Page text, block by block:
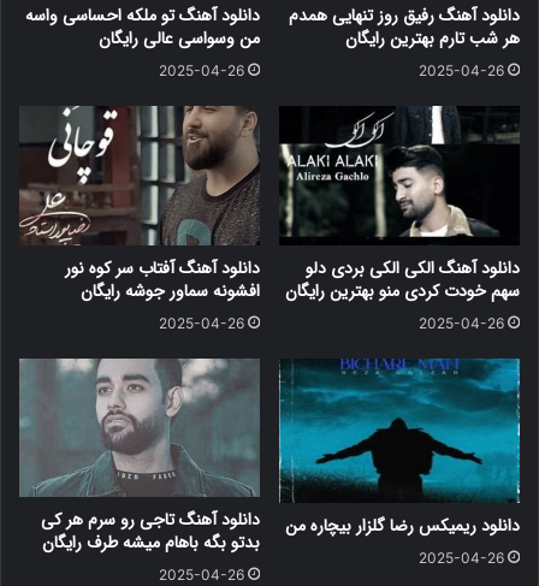
دانلود آهنگ رفیق روز تنهایی همدم
هر شب تارم بهترین رایگان
2025-04-26
دانلود آهنگ تو ملکه احساسی واسه
من وسواسی عالی رایگان
2025-04-26
دانلود آهنگ الکی الکی بردی دلو
سهم خودت کردی منو بهترین رایگان
2025-04-26
دانلود آهنگ آفتاب سر کوه نور
افشونه سماور جوشه رایگان
2025-04-26
دانلود ریمیکس رضا گلزار بیچاره من
2025-04-26
دانلود آهنگ تاجی رو سرم هر کی
بدتو بگه باهام میشه طرف رایگان
2025-04-26